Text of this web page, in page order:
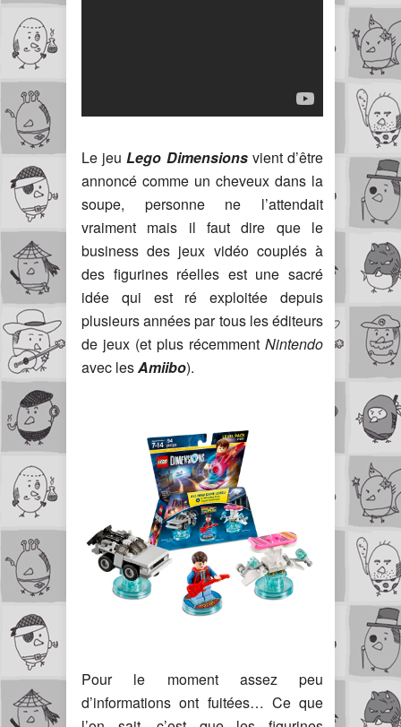
Le jeu Lego Dimensionsvient d’être
annoncé comme un cheveux dans la
soupe, personne ne l’attendait
vraiment mais il faut dire que le
business des jeux vidéo couplés à
des figurines réelles est une sacré
idée qui est ré exploitée depuis
plusieurs années par tous les éditeurs
de jeux (et plus récemment Nintendo
avec lesAmiibo).
Pour le moment assez peu
d’informations ont fuitées… Ce que